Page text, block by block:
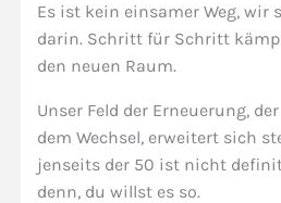
Es ist kein einsamer Weg, wir
darin. Schritt für Schritt
den neuen Raum.
Unser Feld der Erneuerung,
dem Wechsel, erweitert sich
jenseits der 50 ist nicht
denn, du willst es so.